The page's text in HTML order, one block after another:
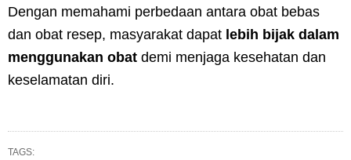
Dengan memahami perbedaan antara obat bebas
dan obat resep, masyarakat dapat lebih bijak dalam
menggunakan obat demi menjaga kesehatan dan
keselamatan diri.
TAGS: